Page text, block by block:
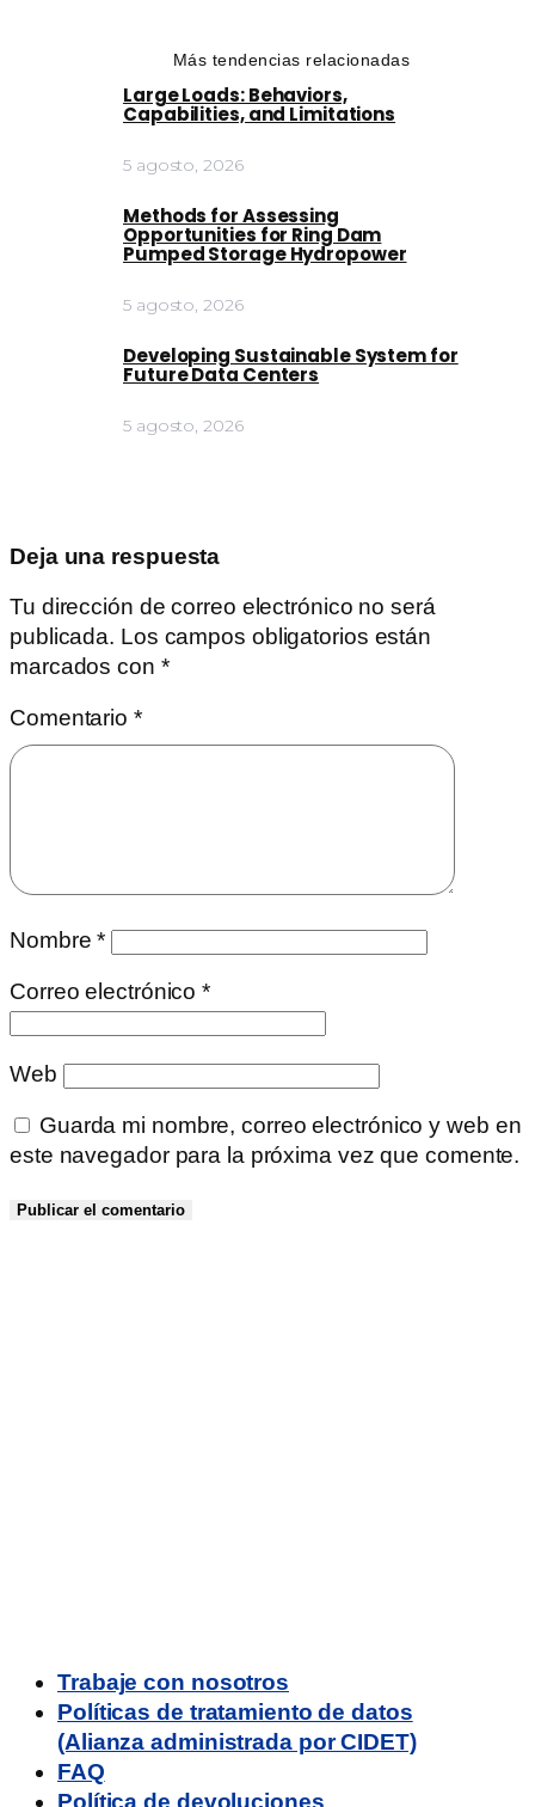
Más tendencias relacionadas
Large Loads: Behaviors,
Capabilities, and Limitations
5 agosto, 2026
Methods for Assessing
Opportunities for Ring Dam
Pumped Storage Hydropower
5 agosto, 2026
Developing Sustainable System for
Future Data Centers
5 agosto, 2026
Deja una respuesta
Tu dirección de correo electrónico no será
publicada. Los campos obligatorios están
marcados con *
Comentario *
Nombre*
Correo electrónico*
Web
Guarda mi nombre, correo electrónico y web en
este navegador para la próxima vez que comente.
Trabaje con nosotros
Políticas de tratamiento de datos
(Alianza administrada por CIDET)
FAQ
Política de devoluciones